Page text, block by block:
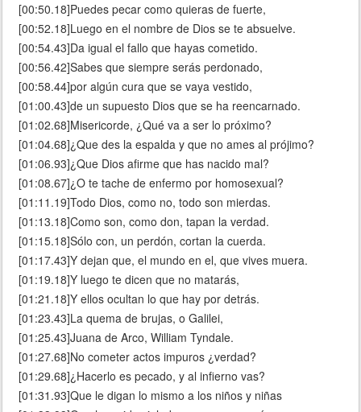
[00:50.18]Puedes pecar como quieras de fuerte,
[00:52.18]Luego en el nombre de Dios se te absuelve.
[00:54.43]Da igual el fallo que hayas cometido.
[00:56.42]Sabes que siempre serás perdonado,
[00:58.44]por algún cura que se vaya vestido,
[01:00.43]de un supuesto Dios que se ha reencarnado.
[01:02.68]Misericorde, ¿Qué va a ser lo próximo?
[01:04.68]¿Que des la espalda y que no ames al prójimo?
[01:06.93]¿Que Dios afirme que has nacido mal?
[01:08.67]¿O te tache de enfermo por homosexual?
[01:11.19]Todo Dios, como no, todo son mierdas.
[01:13.18]Como son, como don, tapan la verdad.
[01:15.18]Sólo con, un perdón, cortan la cuerda.
[01:17.43]Y dejan que, el mundo en el, que vives muera.
[01:19.18]Y luego te dicen que no matarás,
[01:21.18]Y ellos ocultan lo que hay por detrás.
[01:23.43]La quema de brujas, o Galilei,
[01:25.43]Juana de Arco, William Tyndale.
[01:27.68]No cometer actos impuros ¿verdad?
[01:29.68]¿Hacerlo es pecado, y al infierno vas?
[01:31.93]Que le digan lo mismo a los niños y niñas